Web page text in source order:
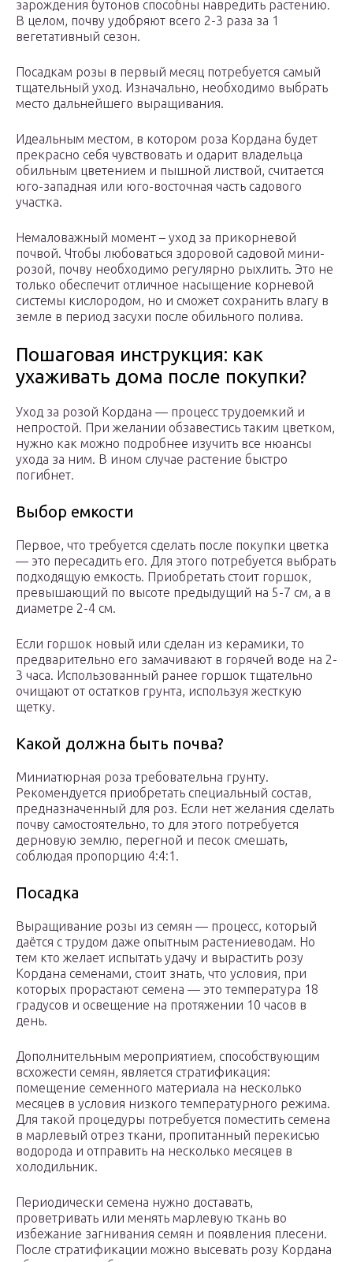
зарождения бутонов способны навредить растению.
В целом, почву удобряют всего 2-3 раза за 1
вегетативный сезон.
Посадкам розы в первый месяц потребуется самый
тщательный уход. Изначально, необходимо выбрать
место дальнейшего выращивания.
Идеальным местом, в котором роза Кордана будет
прекрасно себя чувствовать и одарит владельца
обильным цветением и пышной листвой, считается
юго-западная или юго-восточная часть садового
участка.
Немаловажный момент – уход за прикорневой
почвой. Чтобы любоваться здоровой садовой мини-
розой, почву необходимо регулярно рыхлить. Это не
только обеспечит отличное насыщение корневой
системы кислородом, но и сможет сохранить влагу в
земле в период засухи после обильного полива.
Пошаговая инструкция: как
ухаживать дома после покупки?
Уход за розой Кордана — процесс трудоемкий и
непростой. При желании обзавестись таким цветком,
нужно как можно подробнее изучить все нюансы
ухода за ним. В ином случае растение быстро
погибнет.
Выбор емкости
Первое, что требуется сделать после покупки цветка
— это пересадить его. Для этого потребуется выбрать
подходящую емкость. Приобретать стоит горшок,
превышающий по высоте предыдущий на 5-7 см, а в
диаметре 2-4 см.
Если горшок новый или сделан из керамики, то
предварительно его замачивают в горячей воде на 2-
3 часа. Использованный ранее горшок тщательно
очищают от остатков грунта, используя жесткую
щетку.
Какой должна быть почва?
Миниатюрная роза требовательна грунту.
Рекомендуется приобретать специальный состав,
предназначенный для роз. Если нет желания сделать
почву самостоятельно, то для этого потребуется
дерновую землю, перегной и песок смешать,
соблюдая пропорцию 4:4:1.
Посадка
Выращивание розы из семян — процесс, который
даётся с трудом даже опытным растениеводам. Но
тем кто желает испытать удачу и вырастить розу
Кордана семенами, стоит знать, что условия, при
которых прорастают семена — это температура 18
градусов и освещение на протяжении 10 часов в
день.
Дополнительным мероприятием, способствующим
всхожести семян, является стратификация:
помещение семенного материала на несколько
месяцев в условия низкого температурного режима.
Для такой процедуры потребуется поместить семена
в марлевый отрез ткани, пропитанный перекисью
водорода и отправить на несколько месяцев в
холодильник.
Периодически семена нужно доставать,
проветривать или менять марлевую ткань во
избежание загнивания семян и появления плесени.
После стратификации можно высевать розу Кордана